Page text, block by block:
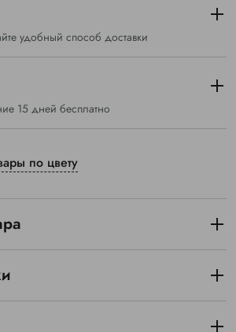
удобный способ доставки
15 дней бесплатно
по цвету